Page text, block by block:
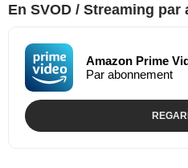
En SVOD / Streaming par
Amazon Prime
Par abonnement